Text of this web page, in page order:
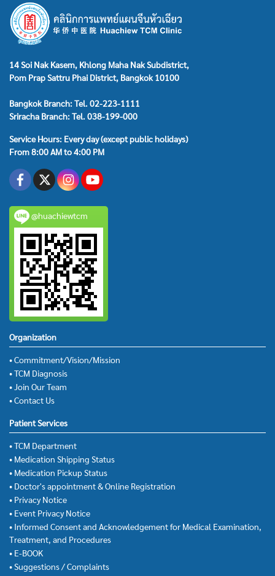
14 Soi Nak Kasem, Khlong Maha Nak Subdistrict,
Pom Prap Sattru Phai District, Bangkok 10100
Bangkok Branch: Tel. 02-223-1111
Sriracha Branch: Tel. 038-199-000
Service Hours: Every day (except public holidays)
From 8:00 AM to 4:00 PM
@huachiewtcm
Organization
• Commitment/Vision/Mission
• TCM Diagnosis
• Join Our Team
• Contact Us
Patient Services
• TCM Department
• Medication Shipping Status
• Medication Pickup Status
• Doctor's appointment & Online Registration
• Privacy Notice
• Event Privacy Notice
• Informed Consent and Acknowledgement for Medical Examination,
Treatment, and Procedures
• E-BOOK
• Suggestions / Complaints